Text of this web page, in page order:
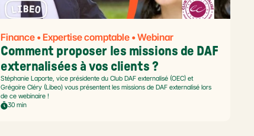
Finance • Expertise comptable • Webinar
Comment proposer les missions de DAF
externalisées à vos clients ?
Stéphanie Laporte, vice présidente du Club DAF externalisé (OEC) et
Grégoire Cléry (Libeo) vous présentent les missions de DAF externalisé lors
de ce webinaire !
30 min